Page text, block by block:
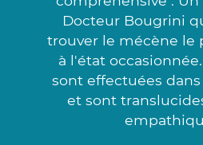
Docteur Bougrini
trouver le mécène le
à l'état
sont effectuées
et sont